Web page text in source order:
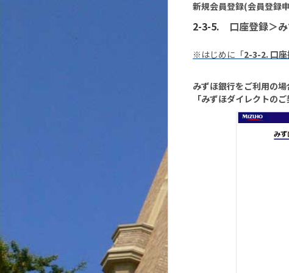
新規会員登録(会員登録
口座登録＞
※はじめに「2-3-2. 口
みずほ銀行をご利用の
「みずほダイレクトの